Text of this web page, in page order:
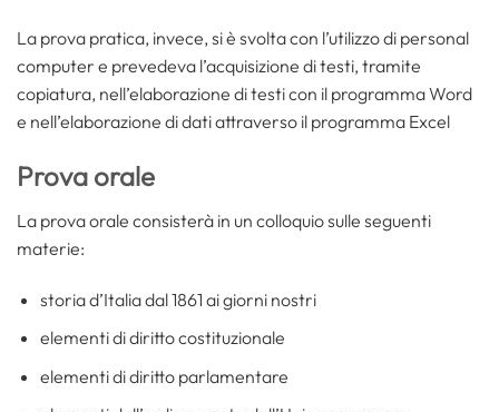
La prova pratica, invece, si è svolta con l’utilizzo di personal
computer e prevedeva l’acquisizione di testi, tramite
copiatura, nell’elaborazione di testi con il programma Word
e nell’elaborazione di dati attraverso il programma Excel
Prova orale
La prova orale consisterà in un colloquio sulle seguenti
materie:
storia d’Italia dal 1861 ai giorni nostri
elementi di diritto costituzionale
elementi di diritto parlamentare